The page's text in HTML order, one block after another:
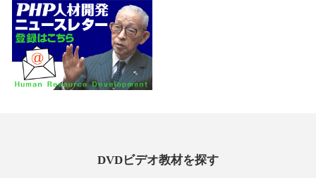
DVDビデオ教材を探す